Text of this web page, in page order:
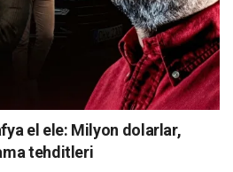
el ele: Milyon dolarlar,
tehditleri